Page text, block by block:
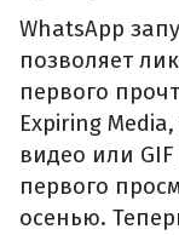
WhatsApp
позволяет
первого
Expiring
видео или
первого
осенью.